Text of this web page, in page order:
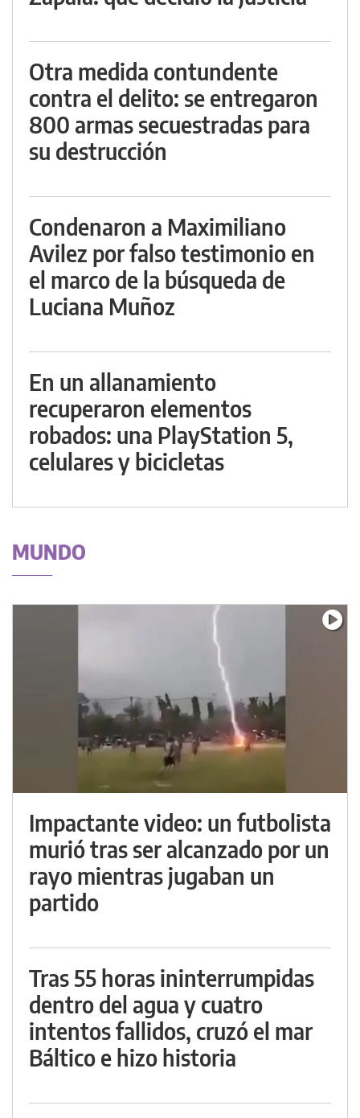
Otra medida contundente
contra el delito: se entregaron
800 armas secuestradas para
su destrucción
Condenaron a Maximiliano
Avilez por falso testimonio en
el marco de la búsqueda de
Luciana Muñoz
En un allanamiento
recuperaron elementos
robados: una PlayStation 5,
celulares y bicicletas
MUNDO
Impactante video: un futbolista
murió tras ser alcanzado por un
rayo mientras jugaban un
partido
Tras 55 horas ininterrumpidas
dentro del agua y cuatro
intentos fallidos, cruzó el mar
Báltico e hizo historia